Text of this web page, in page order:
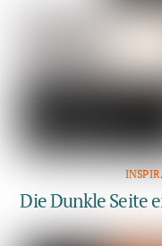
Die Dunkle Seite